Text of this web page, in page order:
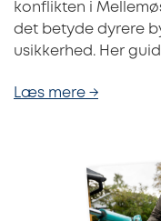
konflikten i
det betyde dyrere
usikkerhed. Her
Læs mere →